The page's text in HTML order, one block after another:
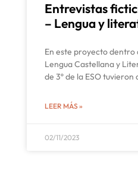
Entrevistas
– Lengua y
En este proyecto dentro
Lengua Castellana y
de 3º de la ESO tuvieron
LEER MÁS »
02/11/2023